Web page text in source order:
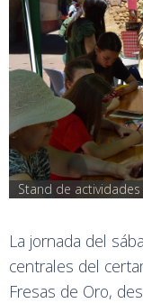
Stand de
La jornada del
centrales del
Fresas de Oro,